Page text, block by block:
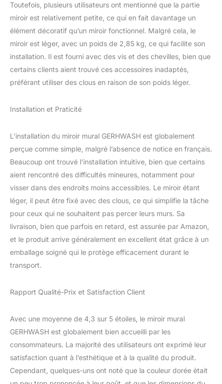
difficiles à estomper.
Magnifique miroir mural
en métal dans un design
qui donne à n'importe
quel mur intérieur un
aspect dimensionnel
saisissant VERRE
BISEAUTÉ : les miroirs de
la meilleure expérience
décor de miroir mural le
centre d'attention de
votre salon, chambre,
entrée DÉCORATION
PARFAITE : convient
pour la salle de bain, le
salon, le miroir de la
chambre, la cuisine, le
bureau, le bureau, le
porche, le dortoir, le
couloir, le café, le bar, la
pièces. La décoration
merveilleux cadeau pour
la famille et les amis
collègue
Toutefois, plusieurs utilisateurs ont mentionné que la partie
miroir est relativement petite, ce qui en fait davantage un
élément décoratif qu’un miroir fonctionnel. Malgré cela, le
miroir est léger, avec un poids de 2,85 kg, ce qui facilite son
installation. Il est fourni avec des vis et des chevilles, bien que
certains clients aient trouvé ces accessoires inadaptés,
préférant utiliser des clous en raison de son poids léger.
Installation et Praticité
L’installation du miroir mural GERHWASH est globalement
perçue comme simple, malgré l’absence de notice en français.
Beaucoup ont trouvé l’installation intuitive, bien que certains
aient rencontré des difficultés mineures, notamment pour
visser dans des endroits moins accessibles. Le miroir étant
léger, il peut être fixé avec des clous, ce qui simplifie la tâche
pour ceux qui ne souhaitent pas percer leurs murs. Sa
livraison, bien que parfois en retard, est assurée par Amazon,
et le produit arrive généralement en excellent état grâce à un
emballage soigné qui le protège efficacement durant le
transport.
Rapport Qualité-Prix et Satisfaction Client
Avec une moyenne de 4,3 sur 5 étoiles, le miroir mural
GERHWASH est globalement bien accueilli par les
consommateurs. La majorité des utilisateurs ont exprimé leur
satisfaction quant à l’esthétique et à la qualité du produit.
Cependant, quelques-uns ont noté que la couleur dorée était